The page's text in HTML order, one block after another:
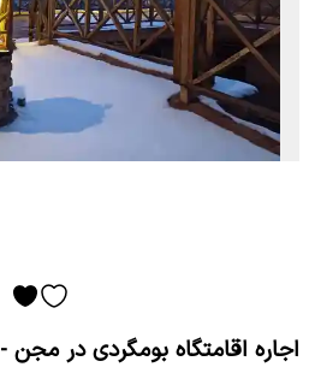
اجاره اقامتگاه بومگردی در مجن - 70 متری